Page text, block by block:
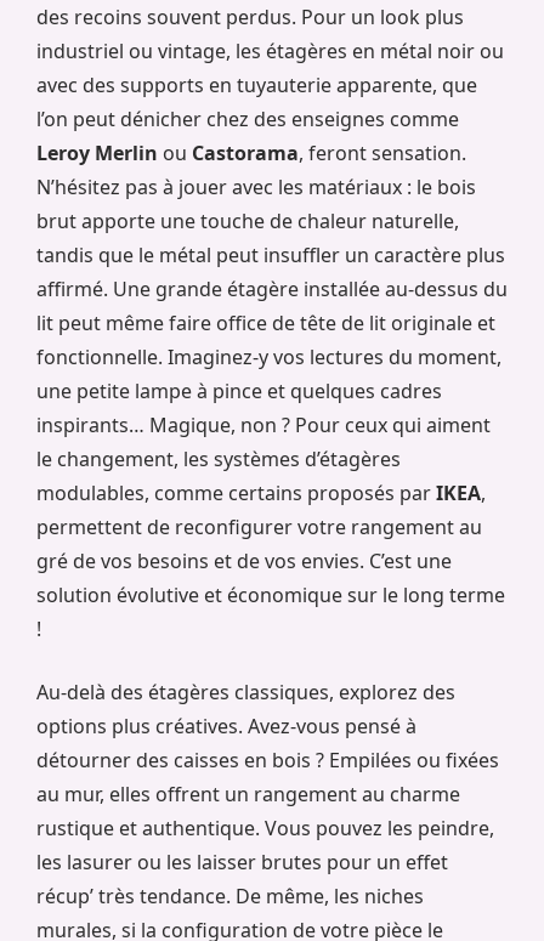
des recoins souvent perdus. Pour un look plus
industriel ou vintage, les étagères en métal noir ou
avec des supports en tuyauterie apparente, que
l’on peut dénicher chez des enseignes comme
Leroy Merlin ou Castorama, feront sensation.
N’hésitez pas à jouer avec les matériaux : le bois
brut apporte une touche de chaleur naturelle,
tandis que le métal peut insuffler un caractère plus
affirmé. Une grande étagère installée au-dessus du
lit peut même faire office de tête de lit originale et
fonctionnelle. Imaginez-y vos lectures du moment,
une petite lampe à pince et quelques cadres
inspirants… Magique, non ? Pour ceux qui aiment
le changement, les systèmes d’étagères
modulables, comme certains proposés parIKEA,
permettent de reconfigurer votre rangement au
gré de vos besoins et de vos envies. C’est une
solution évolutive et économique sur le long terme
!
Au-delà des étagères classiques, explorez des
options plus créatives. Avez-vous pensé à
détourner des caisses en bois ? Empilées ou fixées
au mur, elles offrent un rangement au charme
rustique et authentique. Vous pouvez les peindre,
les lasurer ou les laisser brutes pour un effet
récup’ très tendance. De même, les niches
murales, si la configuration de votre pièce le